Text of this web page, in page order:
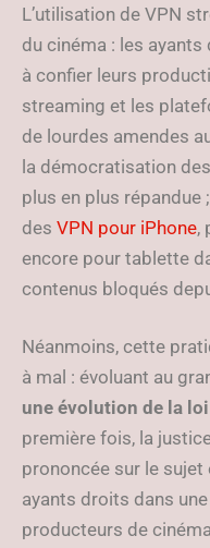
L’utilisation de VPN
du cinéma : les
à confier leurs
streaming et les
de lourdes amendes
la démocratisation
plus en plus
des VPN pour iPhone,
encore pour tablette
contenus bloqués
Néanmoins, cette
à mal : évoluant au
une évolution de la
première fois, la
prononcée sur le sujet
ayants droits dans
producteurs de